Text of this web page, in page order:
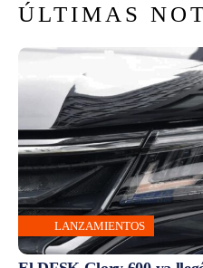
ÚLTIMAS
LANZAMIENTOS